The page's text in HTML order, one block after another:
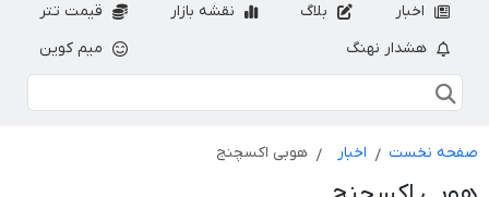
اخبار بلاگ نقشه بازار
قیمت تتر
هشدار نهنگ
میم کوین
صفحه نخست اخبار هوبی اکسچنج